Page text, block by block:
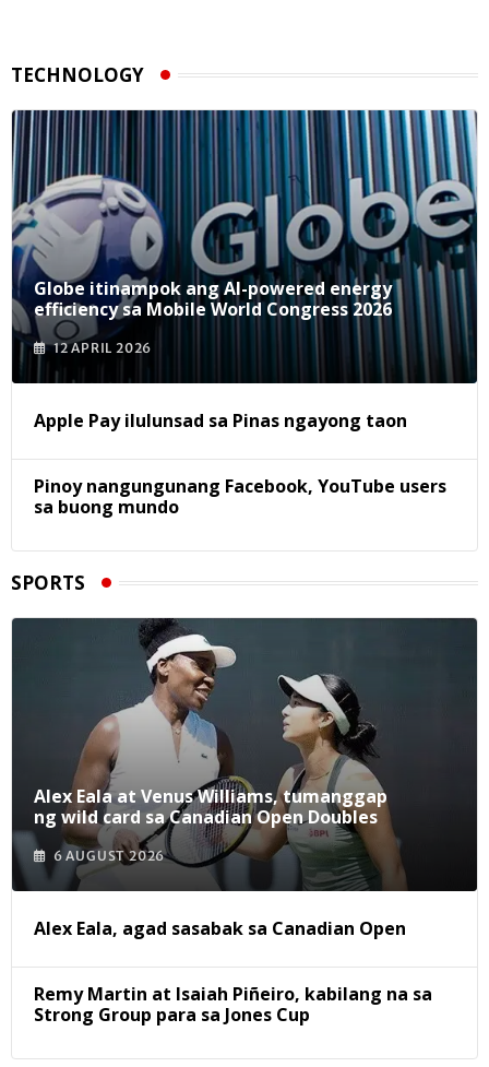
TECHNOLOGY
Globe itinampok ang AI-powered energy
efficiency sa Mobile World Congress 2026
12 APRIL 2026
Apple Pay ilulunsad sa Pinas ngayong taon
Pinoy nangungunang Facebook, YouTube users
sa buong mundo
SPORTS
Alex Eala at Venus Williams, tumanggap
ng wild card sa Canadian Open Doubles
6 AUGUST 2026
Alex Eala, agad sasabak sa Canadian Open
Remy Martin at Isaiah Piñeiro, kabilang na sa
Strong Group para sa Jones Cup